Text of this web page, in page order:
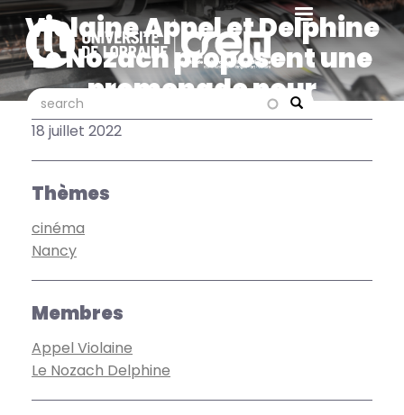
Aller
au
contenu
principal
Search
search search
Violaine Appel et Delphine
Le Nozach proposent une
promenade pour
découvrir Nancy, ville de
cinéma.
18 juillet 2022
Thèmes
cinéma
Nancy
Membres
Appel Violaine
Le Nozach Delphine